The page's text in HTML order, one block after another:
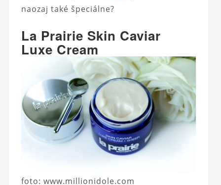
naozaj také špeciálne?
La Prairie Skin Caviar
Luxe Cream
foto: www.millionidole.com